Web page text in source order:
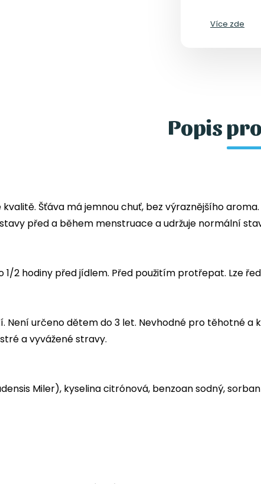
Více zde
Popis
kvalitě. Šťáva má jemnou chuť, bez výraznějšího
před a během menstruace a udržuje normální
1/2 hodiny před jídlem. Před použitím protřepat. Lze
Není určeno dětem do 3 let. Nevhodné pro těhotné a
a vyvážené stravy.
Miler), kyselina citrónová, benzoan sodný,